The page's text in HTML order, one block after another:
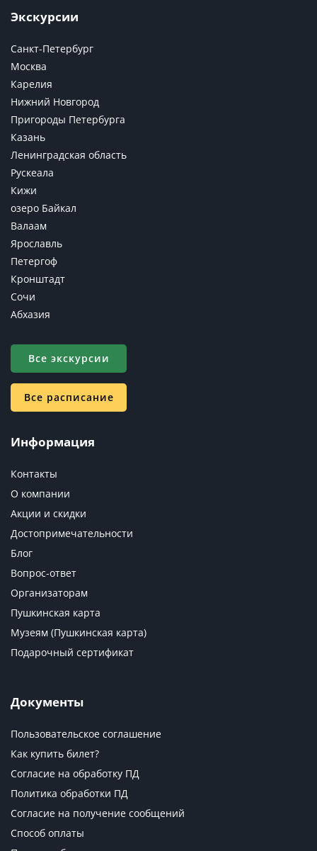
Экскурсии
Санкт-Петербург
Москва
Карелия
Нижний Новгород
Пригороды Петербурга
Казань
Ленинградская область
Рускеала
Кижи
озеро Байкал
Валаам
Ярославль
Петергоф
Кронштадт
Сочи
Абхазия
Все экскурсии
Все расписание
Информация
Контакты
О компании
Акции и скидки
Достопримечательности
Блог
Вопрос-ответ
Организаторам
Пушкинская карта
Музеям (Пушкинская карта)
Подарочный сертификат
Документы
Пользовательское соглашение
Как купить билет?
Согласие на обработку ПД
Политика обработки ПД
Согласие на получение сообщений
Способ оплаты